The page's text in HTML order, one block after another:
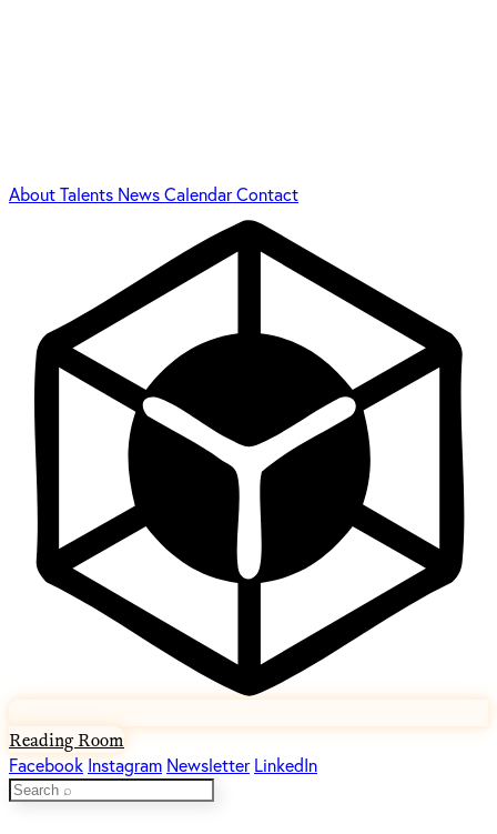
AboutTalents NewsCalendarContact
Reading Room
Facebook Instagram Newsletter LinkedIn